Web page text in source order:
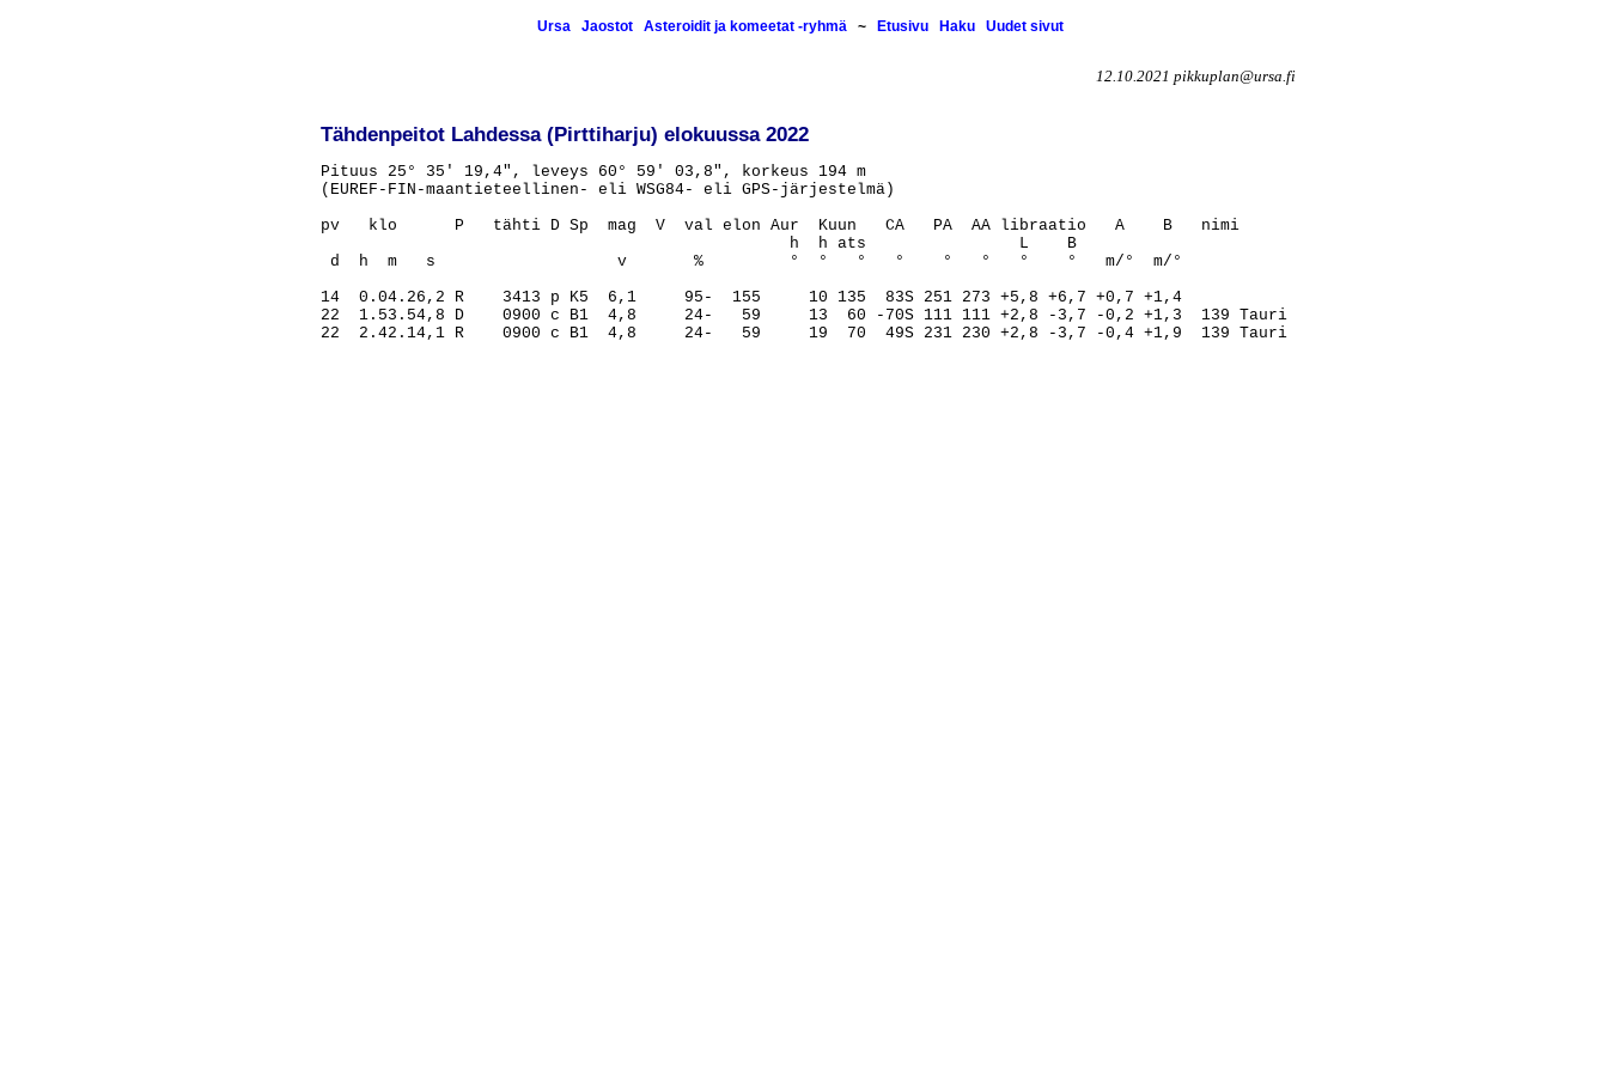
Ursa Jaostot Asteroidit ja komeetat -ryhmä ~ Etusivu Haku Uudet sivut
12.10.2021 pikkuplan@ursa.fi
Tähdenpeitot Lahdessa (Pirttiharju) elokuussa 2022
Pituus 25° 35' 19,4", leveys 60° 59' 03,8", korkeus 194 m
(EUREF-FIN-maantieteellinen- eli WSG84- eli GPS-järjestelmä)
pv   klo      P   tähti D Sp  mag  V  val elon Aur  Kuun   CA   PA  AA libraatio   A    B   nimi
                                                 h  h ats                L    B
d  h  m   s                   v       %         °  °   °   °    °   °   °    °   m/°  m/°
14  0.04.26,2 R    3413 p K5  6,1     95-  155     10 135  83S 251 273 +5,8 +6,7 +0,7 +1,4
22  1.53.54,8 D    0900 c B1  4,8     24-   59     13  60 -70S 111 111 +2,8 -3,7 -0,2 +1,3  139 Tauri